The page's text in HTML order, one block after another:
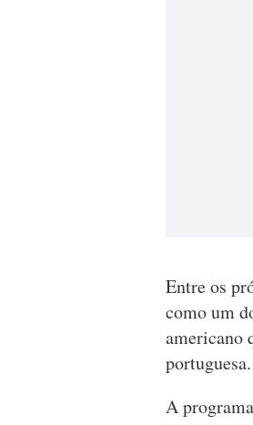
Entre os
como um
americano
portuguesa.
A